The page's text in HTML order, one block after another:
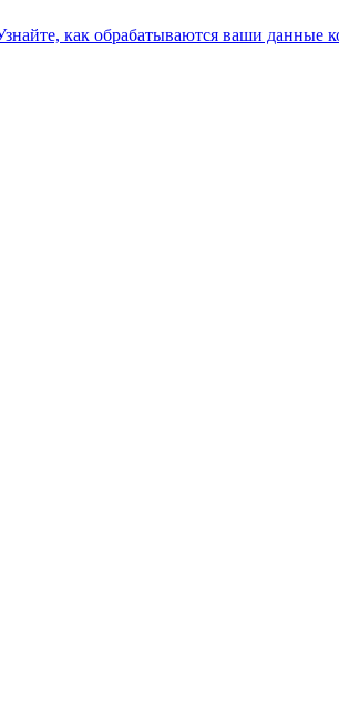
как обрабатываются ваши данные